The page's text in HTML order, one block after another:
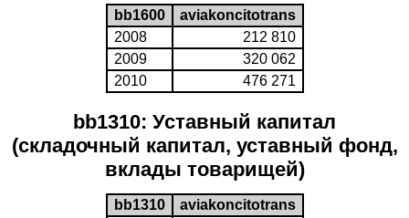
bb1600
aviakoncitotrans
2008
212 810
2009
320 062
2010
476 271
bb1310: Уставный капитал
(складочный капитал, уставный фонд,
вклады товарищей)
bb1310
aviakoncitotrans